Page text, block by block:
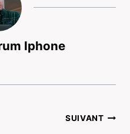
Iphone
SUIVANT